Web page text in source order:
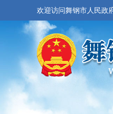
欢迎访问舞钢市人民政